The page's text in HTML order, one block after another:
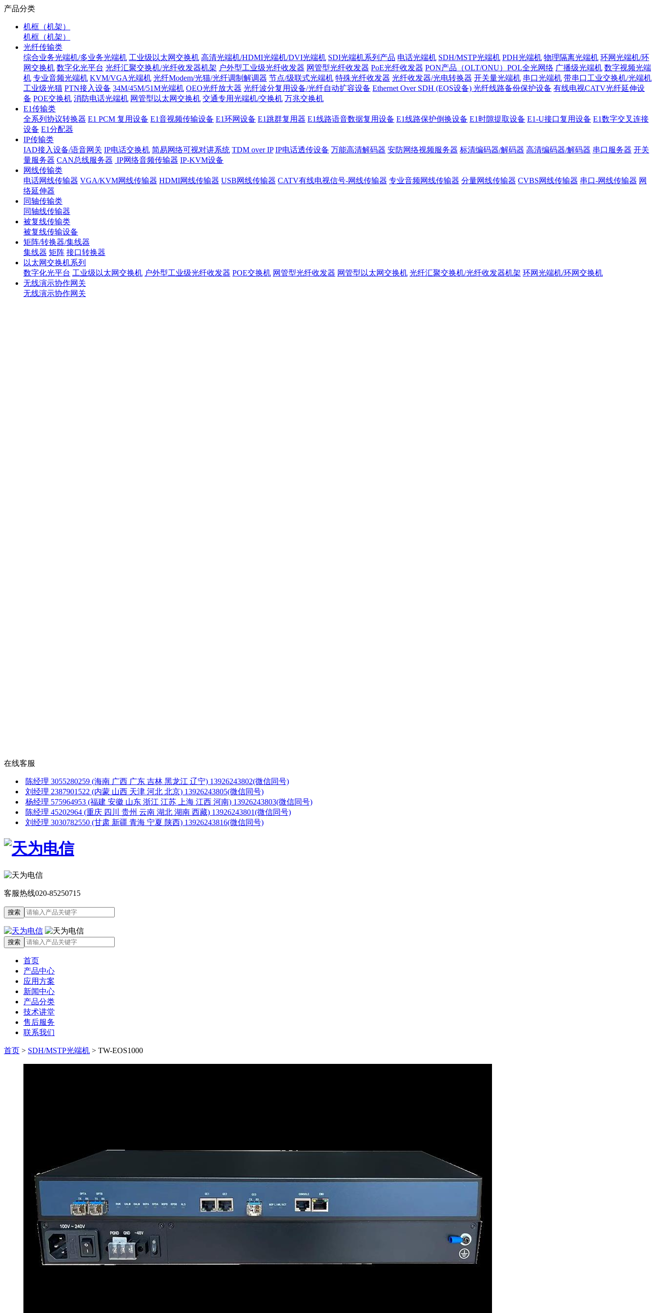
产品分类
机框（机架）
机框（机架）
光纤传输类
综合业务光端机/多业务光端机 工业级以太网交换机 高清光端机/HDMI光端机/DVI光端机 SDI光端机系列产品 电话光端机 SDH/MSTP光端机 PDH光端机 物理隔离光端机 环网光端机/环
网交换机 数字化光平台 光纤汇聚交换机/光纤收发器机架 户外型工业级光纤收发器 网管型光纤收发器 PoE光纤收发器 PON产品（OLT/ONU）POL全光网络 广播级光端机 数字视频光端
机 专业音频光端机 KVM/VGA光端机 光纤Modem/光猫/光纤调制解调器 节点/级联式光端机 特殊光纤收发器 光纤收发器/光电转换器 开关量光端机 串口光端机 带串口工业交换机/光端机
工业级光猫 PTN接入设备 34M/45M/51M光端机 OEO光纤放大器 光纤波分复用设备/光纤自动扩容设备 Ethernet Over SDH (EOS设备) 光纤线路备份保护设备 有线电视CATV光纤延伸设
备 POE交换机 消防电话光端机 网管型以太网交换机 交通专用光端机/交换机 万兆交换机
E1传输类
全系列协议转换器 E1 PCM 复用设备 E1音视频传输设备 E1环网设备 E1跳群复用器 E1线路语音数据复用设备 E1线路保护倒换设备 E1时隙提取设备 E1-U接口复用设备 E1数字交叉连接
设备 E1分配器
IP传输类
IAD接入设备/语音网关 IP电话交换机 简易网络可视对讲系统 TDM over IP IP电话透传设备 万能高清解码器 安防网络视频服务器 标清编码器/解码器 高清编码器/解码器 串口服务器 开关
量服务器 CAN总线服务器 IP网络音频传输器 IP-KVM设备
网线传输类
电话网线传输器 VGA/KVM网线传输器 HDMI网线传输器 USB网线传输器 CATV有线电视信号-网线传输器 专业音频网线传输器 分量网线传输器 CVBS网线传输器 串口-网线传输器 网
络延伸器
同轴传输类
同轴线传输器
被复线传输类
被复线传输设备
矩阵/转换器/集线器
集线器 矩阵 接口转换器
以太网交换机系列
数字化光平台 工业级以太网交换机 户外型工业级光纤收发器 POE交换机 网管型光纤收发器 网管型以太网交换机 光纤汇聚交换机/光纤收发器机架 环网光端机/环网交换机
无线演示协作网关
无线演示协作网关
在线客服
陈经理 3055280259 (海南 广西 广东 吉林 黑龙江 辽宁) 13926243802(微信同号)
刘经理 2387901522 (内蒙 山西 天津 河北 北京) 13926243805(微信同号)
杨经理 575964953 (福建 安徽 山东 浙江 江苏 上海 江西 河南) 13926243803(微信同号)
陈经理 45202964 (重庆 四川 贵州 云南 湖北 湖南 西藏) 13926243801(微信同号)
刘经理 3030782550 (甘肃 新疆 青海 宁夏 陕西) 13926243816(微信同号)
客服热线020-85250715
首页
产品中心
应用方案
新闻中心
产品分类
技术讲堂
售后服务
联系我们
首页 > SDH/MSTP光端机 > TW-EOS1000